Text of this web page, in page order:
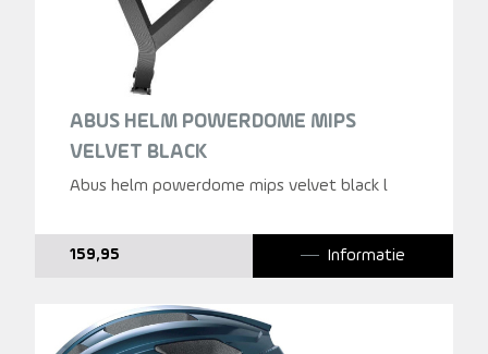
ABUS HELM POWERDOME MIPS
VELVET BLACK
Abus helm powerdome mips velvet black l
159,95 Informatie